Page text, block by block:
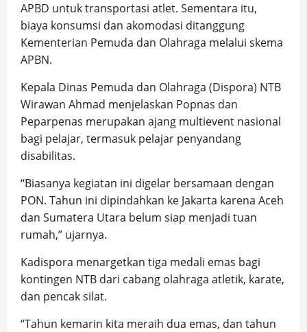
APBD untuk transportasi atlet. Sementara itu,
biaya konsumsi dan akomodasi ditanggung
Kementerian Pemuda dan Olahraga melalui skema
APBN.
Kepala Dinas Pemuda dan Olahraga (Dispora) NTB
Wirawan Ahmad menjelaskan Popnas dan
Peparpenas merupakan ajang multievent nasional
bagi pelajar, termasuk pelajar penyandang
disabilitas.
“Biasanya kegiatan ini digelar bersamaan dengan
PON. Tahun ini dipindahkan ke Jakarta karena Aceh
dan Sumatera Utara belum siap menjadi tuan
rumah,” ujarnya.
Kadispora menargetkan tiga medali emas bagi
kontingen NTB dari cabang olahraga atletik, karate,
dan pencak silat.
“Tahun kemarin kita meraih dua emas, dan tahun